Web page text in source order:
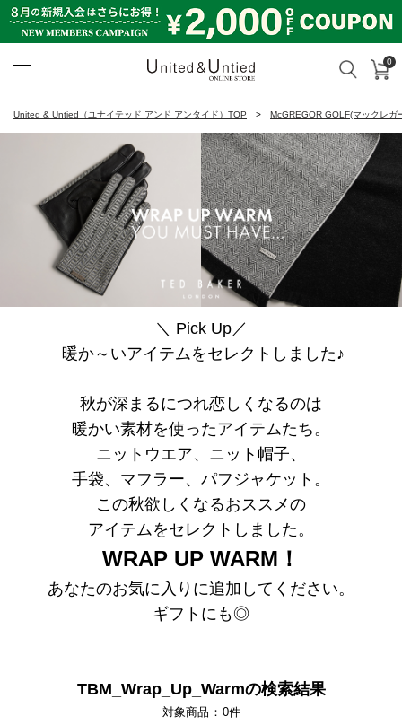
検索 カ
0
United & Untied（ユナイテッド アンド アンタイド）TOP McGREGOR GOLF(マックレガ
＼ Pick Up／
暖か～いアイテムをセレクトしました♪
秋が深まるにつれ恋しくなるのは
暖かい素材を使ったアイテムたち。
ニットウエア、ニット帽子、
手袋、マフラー、パフジャケット。
この秋欲しくなるおススメの
アイテムをセレクトしました。
WRAP UP WARM！
あなたのお気に入りに追加してください。
ギフトにも◎
TBM_Wrap_Up_Warmの検索結果
対象商品 0件